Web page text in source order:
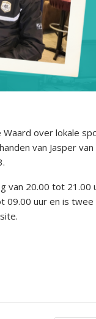
over lokale
van Jasper van
van 20.00 tot 21.00
uur en is